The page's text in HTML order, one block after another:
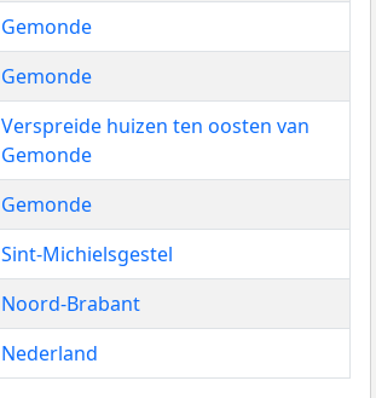
Gemonde
Gemonde
Verspreide huizen ten oosten van
Gemonde
Gemonde
Sint-Michielsgestel
Noord-Brabant
Nederland